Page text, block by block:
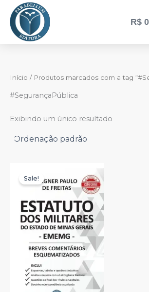
para
conteúdo
R$
Início / Produtos marcados com a tag
#SegurançaPública
Exibindo um único resultado
Sale!
original
era:
R$ 179,90.
preço
atual
é:
R$ 159,00.